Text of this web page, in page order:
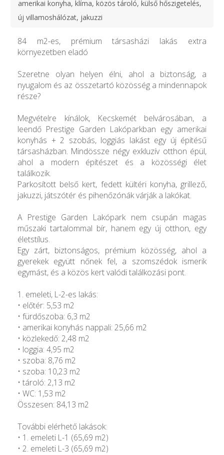
amerikai konyha, klíma, közös tároló, külső hőszigetelés,
új villamoshálózat, jakuzzi
84 m2-es, prémium társasházi lakás extra
környezetben eladó
Szeretne olyan helyen élni, ahol a biztonság, a
nyugalom és az összetartó közösség a mindennapok
része?
Megvételre kínálok, Kecskemét belvárosában, a
leendő Prestige Garden Lakóparkban egy amerikai
konyhás + 2 szobás, loggiás lakást egy új építésű
társasházban. Mindössze négy exkluzív otthon épül,
ahol a modern építészet és a közösségi élet
találkozik.
Parkosított belső kert, fedett kültéri konyha, grillező,
jakuzzi, játszótér és pihenőzónák várják a lakókat.
A Prestige Garden Lakópark nem csupán magas
műszaki tartalommal bír, hanem egy új otthon, egy
életstílus.
Egy zárt, biztonságos, prémium közösség, ahol a
gyerekek együtt nőnek fel, a szomszédok ismerik
egymást, és a közös kert valódi találkozási pont.
1. emeleti, L-2-es lakás:
• előtér: 5,53 m2
• fürdőszoba: 6,3 m2
• amerikai konyhás nappali: 25,66 m2
• közlekedő: 2,48 m2
• loggia: 4,95 m2
• szoba: 8,76 m2
• szoba: 10,23 m2
• tároló: 2,13 m2
• WC: 1,53 m2
Összesen: 84,13 m2
További elérhető lakások:
• 1. emeleti L-1 (65,69 m2)
• 2. emeleti L-3 (65,69 m2)